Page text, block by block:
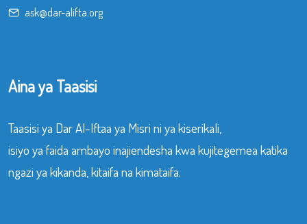
ask@dar-alifta.org
Aina ya Taasisi
Taasisi ya Dar Al-Iftaa ya Misri ni ya kiserikali,
isiyo ya faida ambayo inajiendesha kwa kujitegemea katika
ngazi ya kikanda, kitaifa na kimataifa.